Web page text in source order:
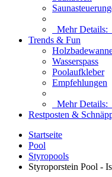
Mehr Details:
Trends & Fun
Wasserspass
Poolaufkleber
Empfehlungen
Mehr Details:
Restposten &
Startseite
Pool
Styropools
Styroporstein Pool -